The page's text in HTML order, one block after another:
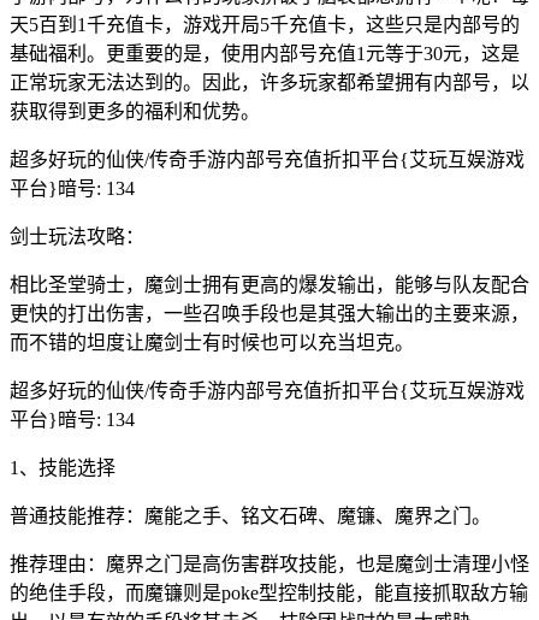
天5百到1千充值卡，游戏开局5千充值卡，这些只是内部号的
基础福利。更重要的是，使用内部号充值1元等于30元，这是
正常玩家无法达到的。因此，许多玩家都希望拥有内部号，以
获取得到更多的福利和优势。
超多好玩的仙侠/传奇手游内部号充值折扣平台{艾玩互娱游戏
平台}暗号: 134
剑士玩法攻略：
相比圣堂骑士，魔剑士拥有更高的爆发输出，能够与队友配合
更快的打出伤害，一些召唤手段也是其强大输出的主要来源，
而不错的坦度让魔剑士有时候也可以充当坦克。
超多好玩的仙侠/传奇手游内部号充值折扣平台{艾玩互娱游戏
平台}暗号: 134
1、技能选择
普通技能推荐：魔能之手、铭文石碑、魔镰、魔界之门。
推荐理由：魔界之门是高伤害群攻技能，也是魔剑士清理小怪
的绝佳手段，而魔镰则是poke型控制技能，能直接抓取敌方输